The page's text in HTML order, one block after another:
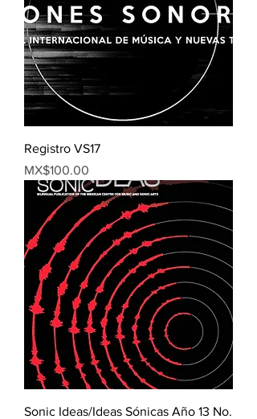
Registro VS17
Price
MX$100.00
Sonic Ideas/Ideas Sónicas Año 13 No.